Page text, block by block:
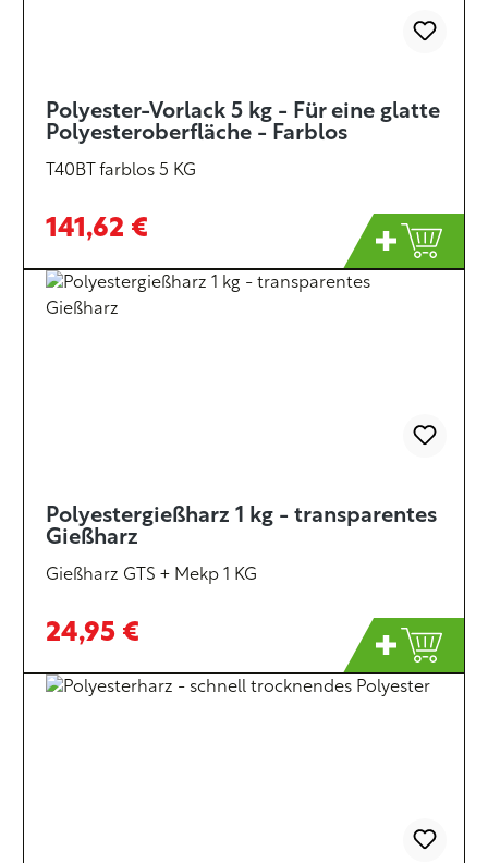
Polyester-Vorlack 5 kg - Für eine glatte
Polyesteroberfläche - Farblos
T40BT farblos 5 KG
141,62 €
Polyestergießharz 1 kg - transparentes
Gießharz
Gießharz GTS + Mekp 1 KG
24,95 €